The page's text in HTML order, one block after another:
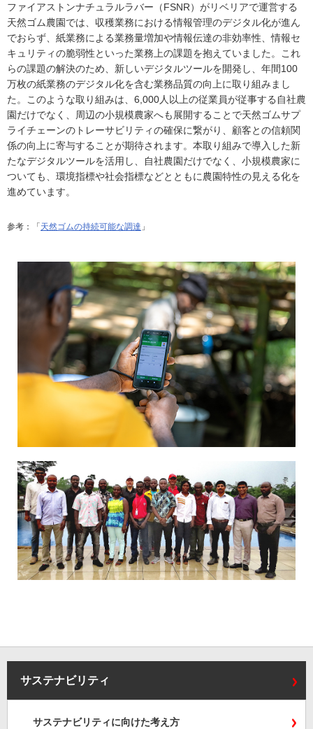
ファイアストンナチュラルラバー（FSNR）がリベリアで運営する
天然ゴム農園では、収穫業務における情報管理のデジタル化が進ん
でおらず、紙業務による業務量増加や情報伝達の非効率性、情報セ
キュリティの脆弱性といった業務上の課題を抱えていました。これ
らの課題の解決のため、新しいデジタルツールを開発し、年間100
万枚の紙業務のデジタル化を含む業務品質の向上に取り組みまし
た。このような取り組みは、6,000人以上の従業員が従事する自社農
園だけでなく、周辺の小規模農家へも展開することで天然ゴムサプ
ライチェーンのトレーサビリティの確保に繋がり、顧客との信頼関
係の向上に寄与することが期待されます。本取り組みで導入した新
たなデジタルツールを活用し、自社農園だけでなく、小規模農家に
ついても、環境指標や社会指標などとともに農園特性の見える化を
進めています。
参考：「天然ゴムの持続可能な調達 」
サステナビリティ
サステナビリティに向けた考え方